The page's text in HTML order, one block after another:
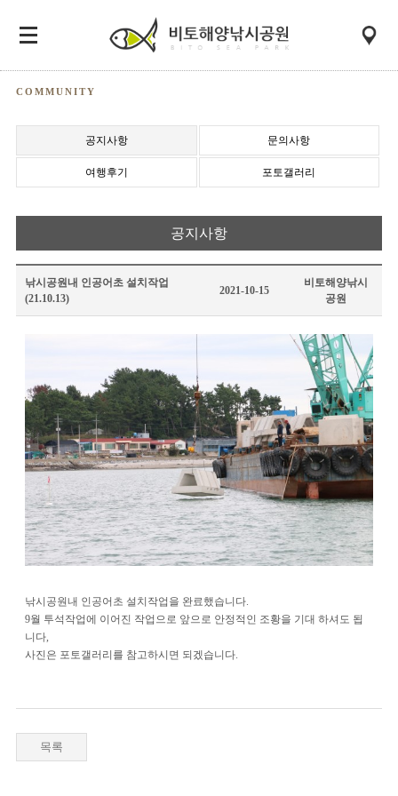
COMMUNITY
공지사항 문의사항
여행후기 포토갤러리
공지사항
낚시공원내 인공어초 설치작업
(21.10.13)
2021-10-15
비토해양낚시
공원
낚시공원내 인공어초 설치작업을 완료했습니다.
9월 투석작업에 이어진 작업으로 앞으로 안정적인 조황을 기대 하셔도 됩
니다,
사진은 포토갤러리를 참고하시면 되겠습니다.
목록